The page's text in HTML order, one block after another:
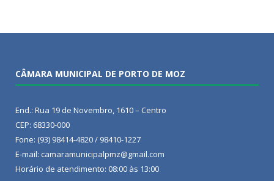
CÂMARA MUNICIPAL DE PORTO DE MOZ
End.: Rua 19 de Novembro, 1610 – Centro
CEP: 68330-000
Fone: (93) 98414-4820 / 98410-1227
E-mail: camaramunicipalpmz@gmail.com
Horário de atendimento: 08:00 às 13:00